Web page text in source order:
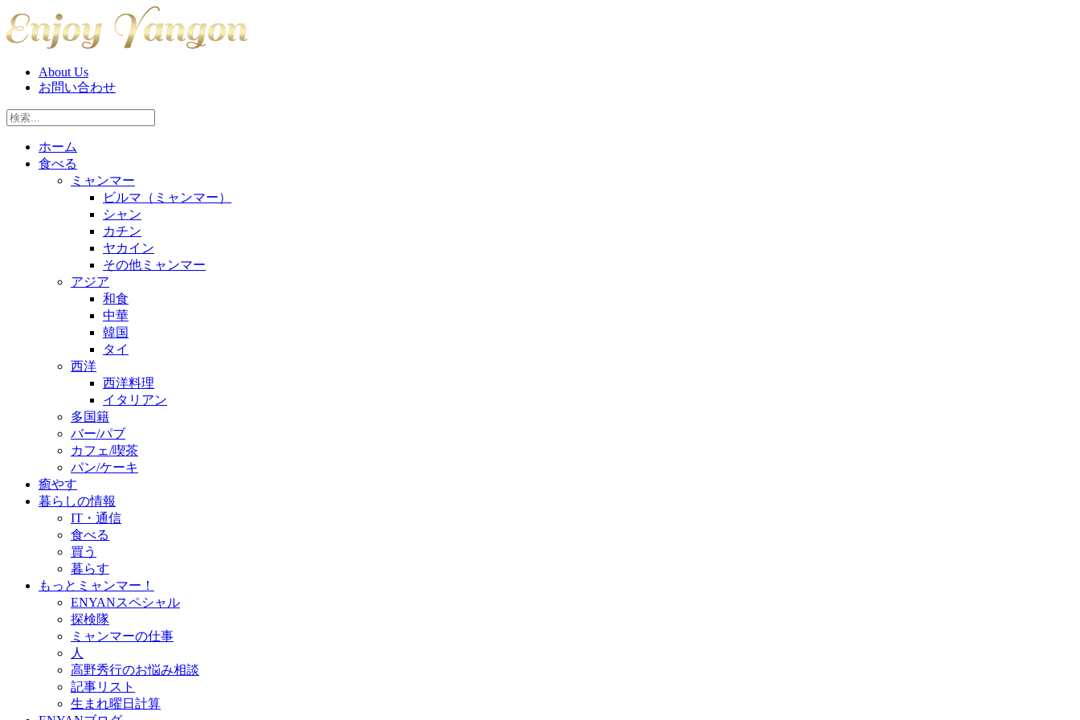
About Us
お問い合わせ
ホーム
食べる
ミャンマー
ビルマ（ミャンマー）
シャン
カチン
ヤカイン
その他ミャンマー
アジア
和食
中華
韓国
タイ
西洋
西洋料理
イタリアン
多国籍
バー/パブ
カフェ/喫茶
パン/ケーキ
癒やす
暮らしの情報
IT・通信
食べる
買う
暮らす
もっとミャンマー！
ENYANスペシャル
探検隊
ミャンマーの仕事
人
高野秀行のお悩み相談
記事リスト
生まれ曜日計算